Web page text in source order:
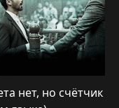
нет, но счётчик